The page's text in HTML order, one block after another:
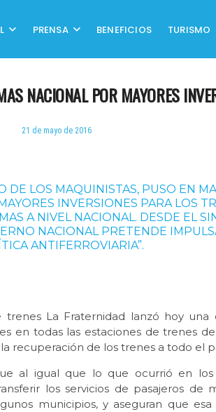
PRENSA BENEFICIOS TURISMO
NACIONAL POR MAYORES
21 de mayo de 2016
DE LOS MAQUINISTAS, PUSO EN
INVERSIONES PARA LOS
A NIVEL NACIONAL. DESDE EL
NACIONAL PRETENDE
ANTIFERROVIARIA”.
trenes La Fraternidad lanzó hoy una
en todas las estaciones de trenes
recuperación de los trenes a todo el
al igual que lo que ocurrió en los
los servicios de pasajeros de
municipios, y aseguran que